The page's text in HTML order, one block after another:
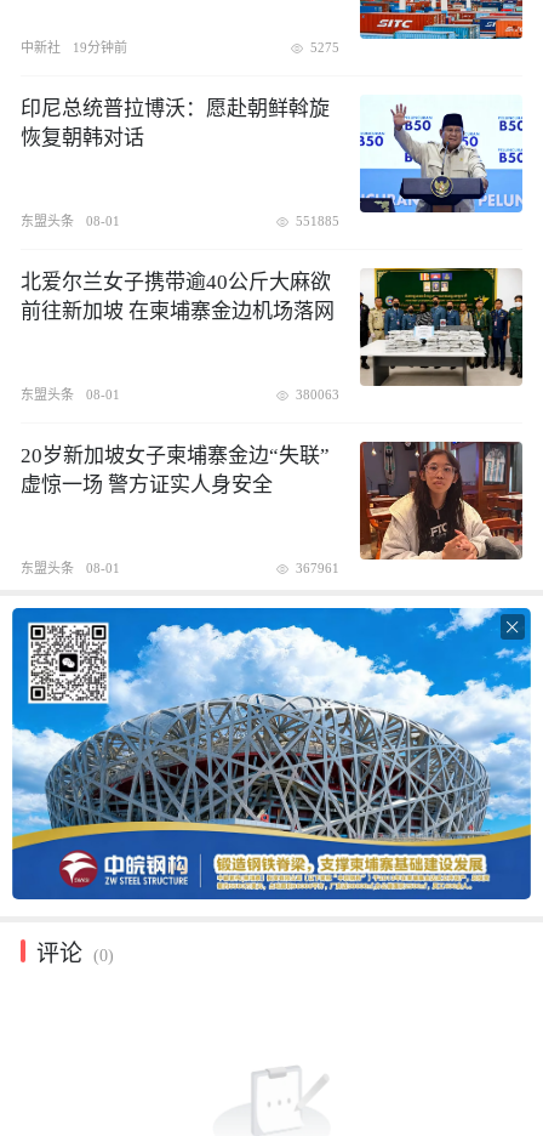
中新社 19分钟前 5275
印尼总统普拉博沃：愿赴朝鲜斡旋
恢复朝韩对话
东盟头条 08-01 551885
北爱尔兰女子携带逾40公斤大麻欲
前往新加坡 在柬埔寨金边机场落网
东盟头条 08-01 380063
20岁新加坡女子柬埔寨金边“失联”
虚惊一场 警方证实人身安全
东盟头条 08-01 367961

评论 (0)